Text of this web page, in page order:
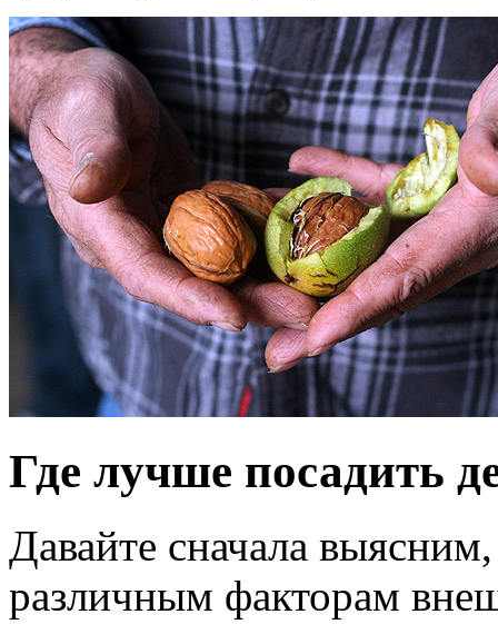
Где лучше посадить
Давайте сначала
различным факторам